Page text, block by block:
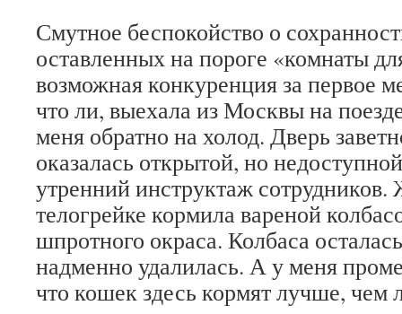
Смутное беспокойство о
оставленных на пороге «комнаты
возможная конкуренция за первое
что ли, выехала из Москвы на
меня обратно на холод. Дверь
оказалась открытой, но
утренний инструктаж
телогрейке кормила вареной
шпротного окраса. Колбаса
надменно удалилась. А у меня
что кошек здесь кормят лучше, чем